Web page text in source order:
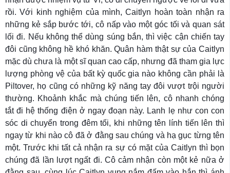
rồi. Với kinh nghiệm của mình, Caitlyn hoàn toàn nhận ra
những kẻ sắp bước tới, cô nấp vào một góc tối và quan sát
lối đi. Nếu không thể dùng súng bắn, thì việc cận chiến tay
đôi cũng không hề khó khăn. Quân hàm thật sự của Caitlyn
mặc dù chưa là một sĩ quan cao cấp, nhưng đã tham gia lực
lượng phòng vệ của bất kỳ quốc gia nào không cần phải là
Piltover, họ cũng có những kỹ năng tay đôi vượt trội người
thường. Khoảnh khắc mà chúng tiến lên, cô nhanh chóng
tắt đi hệ thống điện ở ngay đoạn này. Lanh lẹ như con con
sóc di chuyển trong đêm tối, khi những tên lính tiến lên thì
ngay từ khi nào cô đã ở đằng sau chúng và hạ gục từng tên
một. Trước khi tất cả nhận ra sự có mặt của Caitlyn thì bọn
chúng đã lần lượt ngất đi. Cô cảm nhận còn một kẻ nữa ở